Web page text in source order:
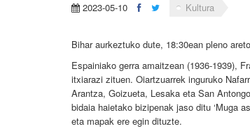
2023-05-10 Kultura
Bihar aurkeztuko dute, 18:30ean pleno
Espainiako gerra amaitzean (1936-1939),
itxiarazi zituen. Oiartzuarrek inguruko
Arantza, Goizueta, Lesaka eta San
bidaia haietako bizipenak jaso ditu ‘Muga
eta mapak ere egin dituzte.